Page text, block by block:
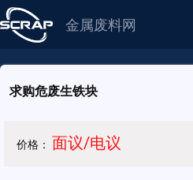
金属废料网
求购危废生铁块
价格： 面议/电议